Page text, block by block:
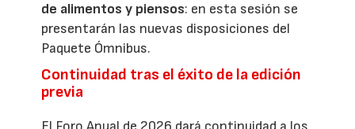
de alimentos y piensos: en esta sesión se
presentarán las nuevas disposiciones del
Paquete Ómnibus.
Continuidad tras el éxito de la edición
previa